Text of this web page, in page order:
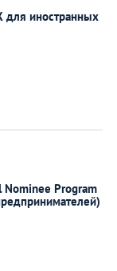
иностранных
Nominee Program